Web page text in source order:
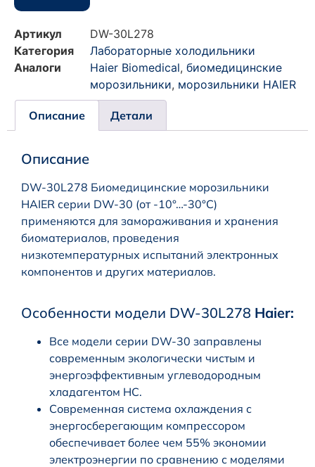
Артикул
DW-30L278
Категория
Лабораторные холодильники
Аналоги
Haier Biomedical, биомедицинские
морозильники, морозильники HAIER
Описание Детали
Описание
DW-30L278 Биомедицинские морозильники
HAIER серии DW-30 (от -10°…-30°C)
применяются для замораживания и хранения
биоматериалов, проведения
низкотемпературных испытаний электронных
компонентов и других материалов.
Особенности модели DW-30L278 Haier:
Все модели серии DW-30 заправлены
современным экологически чистым и
энергоэффективным углеводородным
хладагентом HC.
Современная система охлаждения с
энергосберегающим компрессором
обеспечивает более чем 55% экономии
электроэнергии по сравнению с моделями